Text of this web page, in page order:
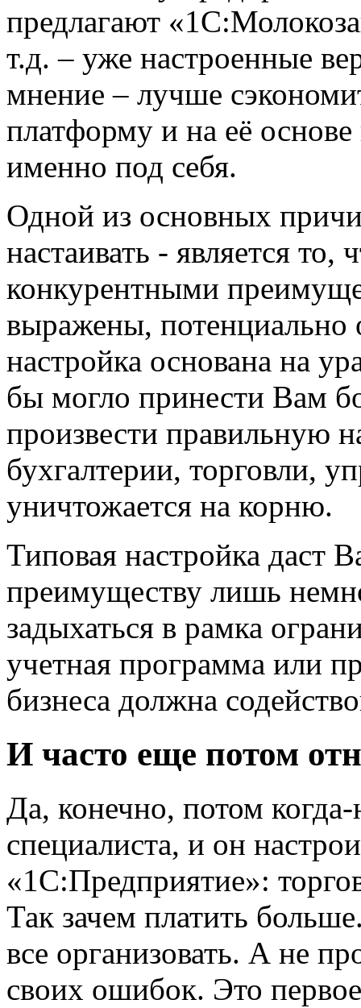
предлагают
т.д. – уже настроенные
мнение – лучше
платформу и на её
именно под себя.
Одной из основных
настаивать - является
конкурентными
выражены, потенциально
настройка основана на
бы могло принести Вам
произвести правильную
бухгалтерии, торговли,
уничтожается на корню.
Типовая настройка даст
преимуществу лишь
задыхаться в рамка
учетная программа или
бизнеса должна
И часто еще потом
Да, конечно, потом
специалиста, и он
«1С:Предприятие»:
Так зачем платить
все организовать. А не
своих ошибок. Это